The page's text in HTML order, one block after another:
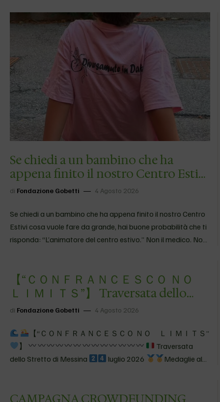
Opera Famiglia Canossiana Nuova Primavera: uno…
Se chiedi a un bambino che ha
appena finito il nostro Centro Estivi
cosa vuole f…
di Fondazione Gobetti 4 Agosto 2026
Se chiedi a un bambino che ha appena finito il nostro Centro
Estivi cosa vuole fare da grande, hai buone probabilità che ti
risponda: “L’animatore del centro estivo.” Non il medico. Non
【 “ＣＯＮＦＲＡＮＣＥＳＣＯ ＮＯ
ＬＩＭＩＴＳ”】 Traversata dello
Stretto di Messina
4&#…
di Fondazione Gobetti 4 Agosto 2026
【 “ＣＯＮＦＲＡＮＣＥＳＣＯ ＮＯ ＬＩＭＩＴＳ”
】
Traversata
dello Stretto di Messina
luglio 2026
Medaglie al
il limite
ADOA Villaggio…
CAMPAGNA CROWDFUNDING